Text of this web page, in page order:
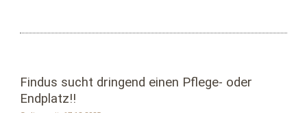
Findus sucht dringend einen Pflege- oder
Endplatz!!